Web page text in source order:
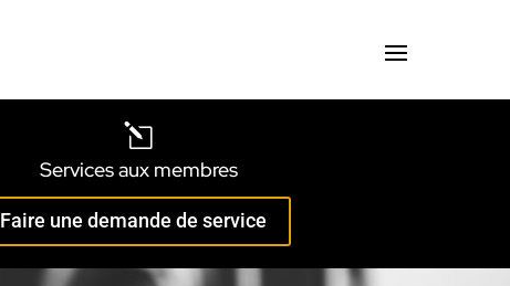
l
Services aux membres
Faire une demande de service